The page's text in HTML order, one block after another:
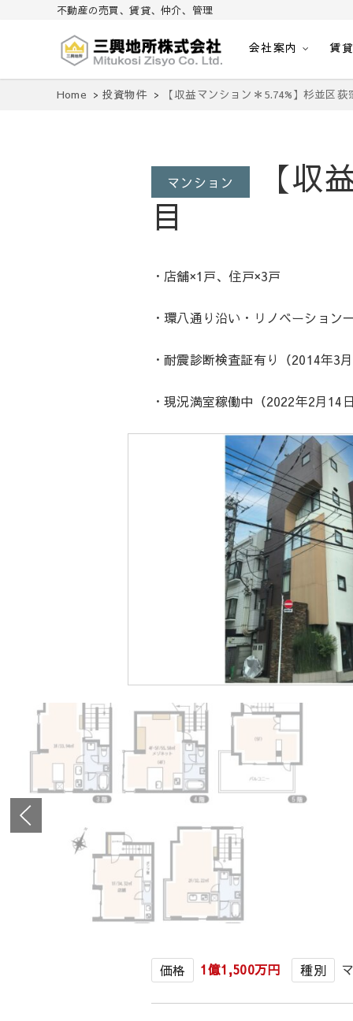
不動産の売買、賃貸、仲介、管理
三興地所株式会社
不動産の売買、賃貸、仲介、管理
会社案内 賃
Home 投資物件 【収益マンション＊5.74%】杉並区
マンション
【収
目
・店舗×1戸、住戸×3戸
・環八通り沿い・リノベーショ
・耐震診断検査証有り（2014年3
・現況満室稼働中（2022年2月14
価格 1億1,500万円 種別